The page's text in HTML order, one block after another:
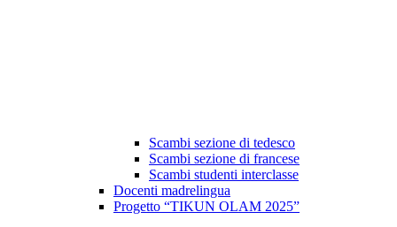
Scambi sezione di tedesco
Scambi sezione di francese
Scambi studenti interclasse
Docenti madrelingua
Progetto “TIKUN OLAM 2025”